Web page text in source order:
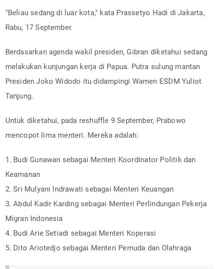
"Beliau sedang di luar kota," kata Prassetyo Hadi di Jakarta,
Rabu, 17 September.
Berdasarkan agenda wakil presiden, Gibran diketahui sedang
melakukan kunjungan kerja di Papua. Putra sulung mantan
Presiden Joko Widodo itu didampingi Wamen ESDM Yuliot
Tanjung.
Untuk diketahui, pada reshuffle 9 September, Prabowo
mencopot lima menteri. Mereka adalah:
1. Budi Gunawan sebagai Menteri Koordinator Politik dan
Keamanan
2. Sri Mulyani Indrawati sebagai Menteri Keuangan
3. Abdul Kadir Karding sebagai Menteri Perlindungan Pekerja
Migran Indonesia
4. Budi Arie Setiadi sebagai Menteri Koperasi
5. Dito Ariotedjo sebagai Menteri Pemuda dan Olahraga